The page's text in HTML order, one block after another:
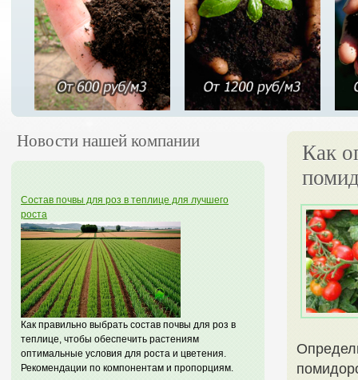
Новости нашей компании
Состав почвы для роз в теплице для лучшего
роста
Как правильно выбрать состав почвы для роз в
теплице, чтобы обеспечить растениям
оптимальные условия для роста и цветения.
Рекомендации по компонентам и пропорциям.
Как